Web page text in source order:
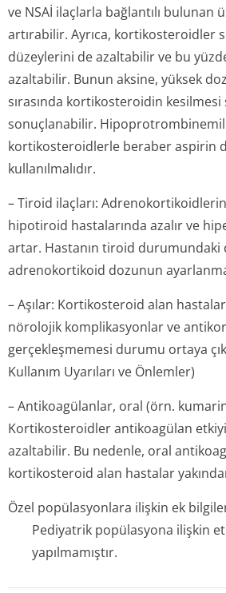
ve NSAİ ilaçlarla bağlantılı bulunan
artırabilir. Ayrıca, kortikosteroidler
düzeylerini de azaltabilir ve bu
azaltabilir. Bunun aksine, yüksek
sırasında kortikosteroidin
sonuçlanabilir.
kortikosteroidlerle beraber aspirin
kullanılmalıdır.
– Tiroid ilaçları:
hipotiroid hastalarında azalır ve
artar. Hastanın tiroid durumundaki
adrenokortikoid dozunun
– Aşılar: Kortikosteroid alan hastalar
nörolojik komplikasyonlar ve antikor
gerçekleşmemesi durumu ortaya
Kullanım Uyarıları ve Önlemler)
– Antikoagülanlar, oral (örn.
Kortikosteroidler antikoagülan
azaltabilir. Bu nedenle, oral
kortikosteroid alan hastalar
Özel popülasyonlara ilişkin ek
Pediyatrik popülasyona ilişkin
yapılmamıştır.